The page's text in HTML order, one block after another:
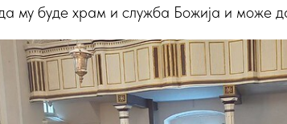
му буде храм и служба Божија и може